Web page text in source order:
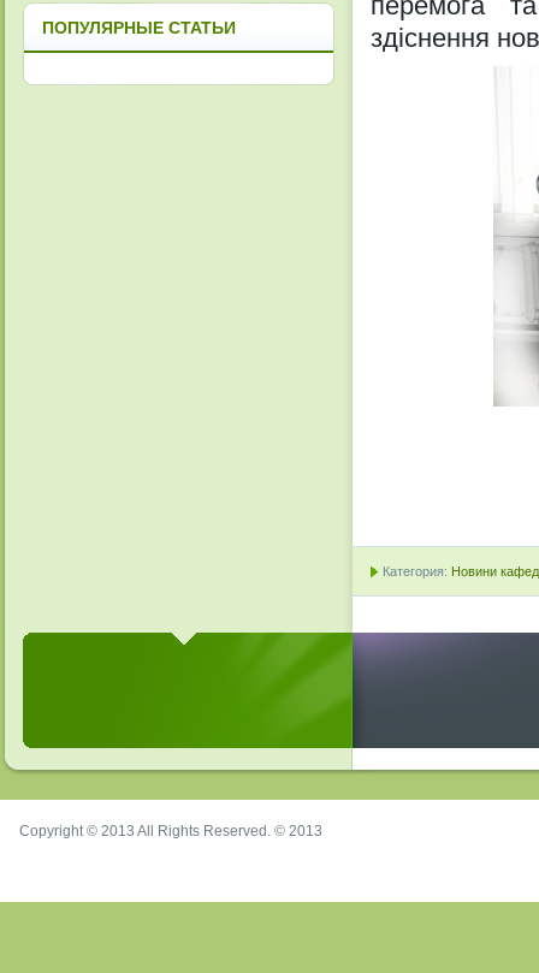
здіснення
Категория: Новини
ПОПУЛЯРНЫЕ СТАТЬИ
Copyright © 2013 All Rights Reserved. © 2013